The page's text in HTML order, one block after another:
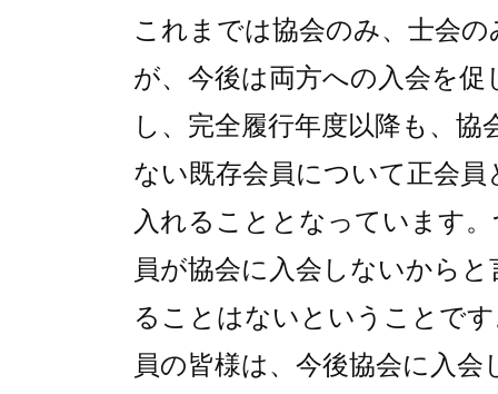
これまでは協会のみ、士会
が、今後は両方への入会を
し、完全履行年度以降も、
ない既存会員について正会
入れることとなっています
員が協会に入会しないから
ることはないということで
員の皆様は、今後協会に入